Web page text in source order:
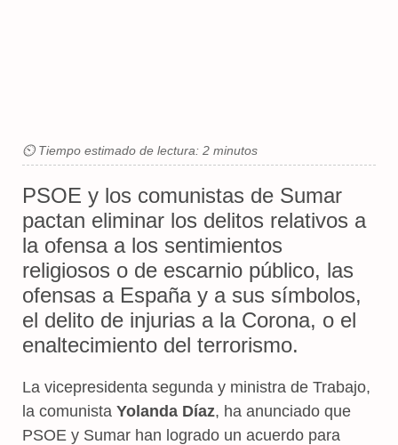
⏲ Tiempo estimado de lectura: 2 minutos
PSOE y los comunistas de Sumar
pactan eliminar los delitos relativos a
la ofensa a los sentimientos
religiosos o de escarnio público, las
ofensas a España y a sus símbolos,
el delito de injurias a la Corona, o el
enaltecimiento del terrorismo.
La vicepresidenta segunda y ministra de Trabajo,
la comunista Yolanda Díaz, ha anunciado que
PSOE y Sumar han logrado un acuerdo para